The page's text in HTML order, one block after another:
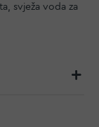
svježa voda za